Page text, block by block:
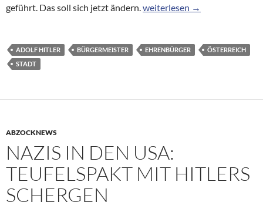
geführt. Das soll sich jetzt ändern.Österreich: Ehrenbürger
weiterlesen →
ADOLF HITLER BÜRGERMEISTER EHRENBÜRGER
ÖSTERREICH
STADT
ABZOCKNEWS
NAZIS IN DEN USA:
TEUFELSPAKT MIT HITLERS
SCHERGEN